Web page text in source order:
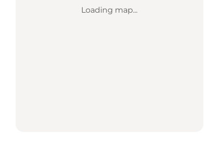
Loading map...